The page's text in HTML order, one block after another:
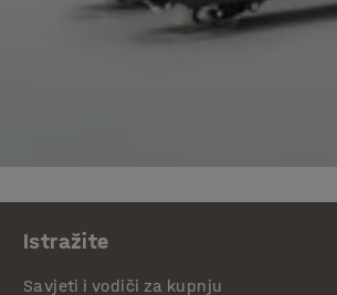
Istražite
Savjeti i vodiči za kupnju